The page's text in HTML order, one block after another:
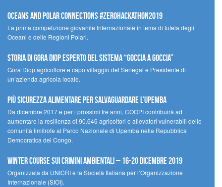
Oceans and Polar Connections #ZEROHackathon2019
La prima competizione giovanile Internazionale in tema di tutela degli
Oceani e delle Regioni Polari.
STORIA DI GORA DIOP ESPERTO DEL SISTEMA “GOCCIA A GOCCIA”
Gora Diop agricoltore e capo villaggio del Senegal e Presidente di
un’azienda agricola locale.
Più sicurezza alimentare per salvaguardare l’Upemba
Da dicembre 2017 e per i prossimi tre anni, COOPI contribuirà ad
aumentare la resilienza di 90.646 agricoltori e allevatori vulnerabili delle
comunità limitrofe al Parco Nazionale di Upemba nella Repubblica
Democratica del Congo.
Winter Course sui Crimini Ambientali – 16-20 Dicembre 2019
Organizzata da UNICRI e la Società Italiana per l’Organizzazione
Internazionale (SIOI).